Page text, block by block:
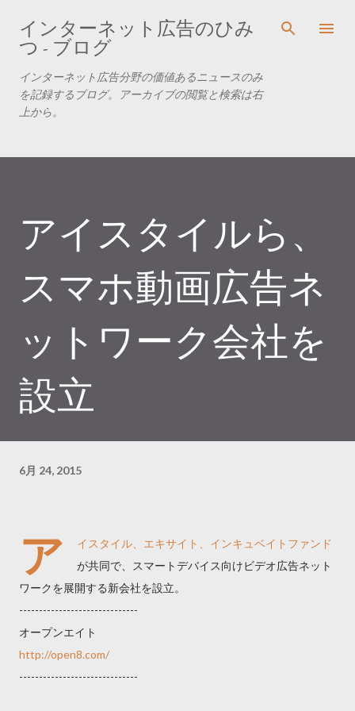
スキップしてメイン コンテンツに移動
インターネット広告のひみ
つ - ブログ
インターネット広告分野の価値あるニュースのみ
を記録するブログ。アーカイブの閲覧と検索は右
上から。
アイスタイルら、
スマホ動画広告ネ
ットワーク会社を
設立
6月 24, 2015
ア
イスタイル、エキサイト、インキュベイトファンド
が共同で、スマートデバイス向けビデオ広告ネット
ワークを展開する新会社を設立。
------------------------------
オープンエイト
http://open8.com/
------------------------------